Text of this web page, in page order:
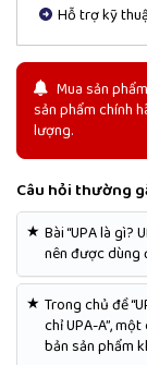
Hỗ trợ kỹ
Mua sản phẩm
sản phẩm chính
lượng.
Câu hỏi thường
★ Bài “UPA là gì?
nên được dùng
★ Trong chủ đề
chỉ UPA-A”,
bản sản phẩm